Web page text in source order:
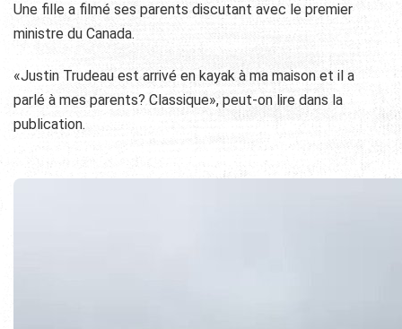
Une fille a filmé ses parents discutant avec le premier
ministre du Canada.
«Justin Trudeau est arrivé en kayak à ma maison et il a
parlé à mes parents? Classique», peut-on lire dans la
publication.